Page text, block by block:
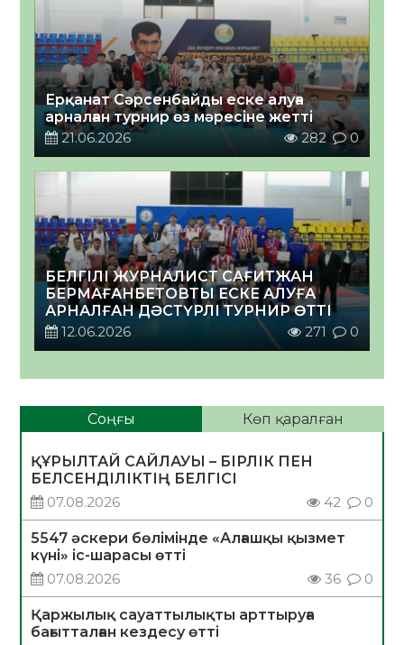
Ерқанат Сәрсенбайды еске алуға
арналған турнир өз мәресіне жетті
21.06.2026
282 0
БЕЛГІЛІ ЖУРНАЛИСТ САҒИТЖАН
БЕРМАҒАНБЕТОВТЫ ЕСКЕ АЛУҒА
АРНАЛҒАН ДӘСТҮРЛІ ТУРНИР ӨТТІ
12.06.2026
271 0
Соңғы Көп қаралған
ҚҰРЫЛТАЙ САЙЛАУЫ – БІРЛІК ПЕН
БЕЛСЕНДІЛІКТІҢ БЕЛГІСІ
07.08.2026
42 0
5547 әскери бөлімінде «Алғашқы қызмет
күні» іс-шарасы өтті
07.08.2026
36 0
Қаржылық сауаттылықты арттыруға
бағытталған кездесу өтті